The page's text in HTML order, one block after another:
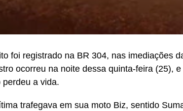
foi registrado na BR 304, nas imediações
ocorreu na noite dessa quinta-feira (25),
perdeu a vida.
trafegava em sua moto Biz, sentido